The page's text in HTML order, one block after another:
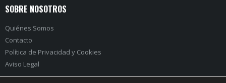
SOBRE NOSOTROS
Quiénes Somos
Contacto
Política de Privacidad y Cookies
Aviso Legal